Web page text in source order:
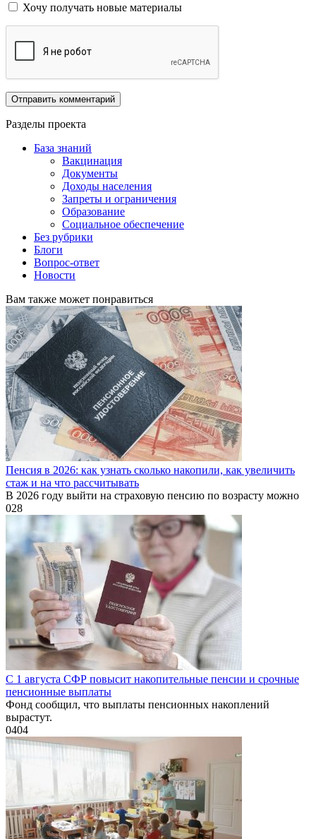
Хочу получать новые материалы
Разделы проекта
База знаний
Вакцинация
Документы
Доходы населения
Запреты и ограничения
Образование
Социальное обеспечение
Без рубрики
Блоги
Вопрос-ответ
Новости
Вам также может понравиться
Пенсия в 2026: как узнать сколько накопили, как увеличить
стаж и на что рассчитывать
В 2026 году выйти на страховую пенсию по возрасту можно
028
С 1 августа СФР повысит накопительные пенсии и срочные
пенсионные выплаты
Фонд сообщил, что выплаты пенсионных накоплений
вырастут.
0404